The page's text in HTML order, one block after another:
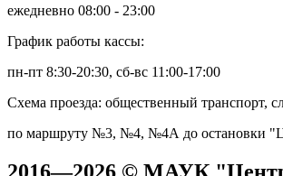
ежедневно 08:00 - 23:00
График работы кассы:
пн-пт 8:30-20:30, сб-вс 11:00-17:00
Схема проезда: общественный транспорт,
по маршруту №3, №4, №4А до остановки